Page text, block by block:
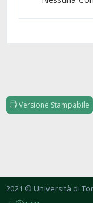
Versione Stampabile
2021 © Università di